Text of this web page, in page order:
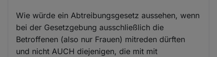
Wie würde ein Abtreibungsgesetz aussehen, wenn
bei der Gesetzgebung ausschließlich die
Betroffenen (also nur Frauen) mitreden dürften
und nicht AUCH diejenigen, die mit mit